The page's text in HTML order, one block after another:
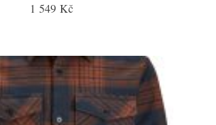
1 549 Kč